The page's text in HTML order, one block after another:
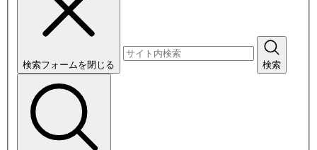
検索フォームを閉じる 検索